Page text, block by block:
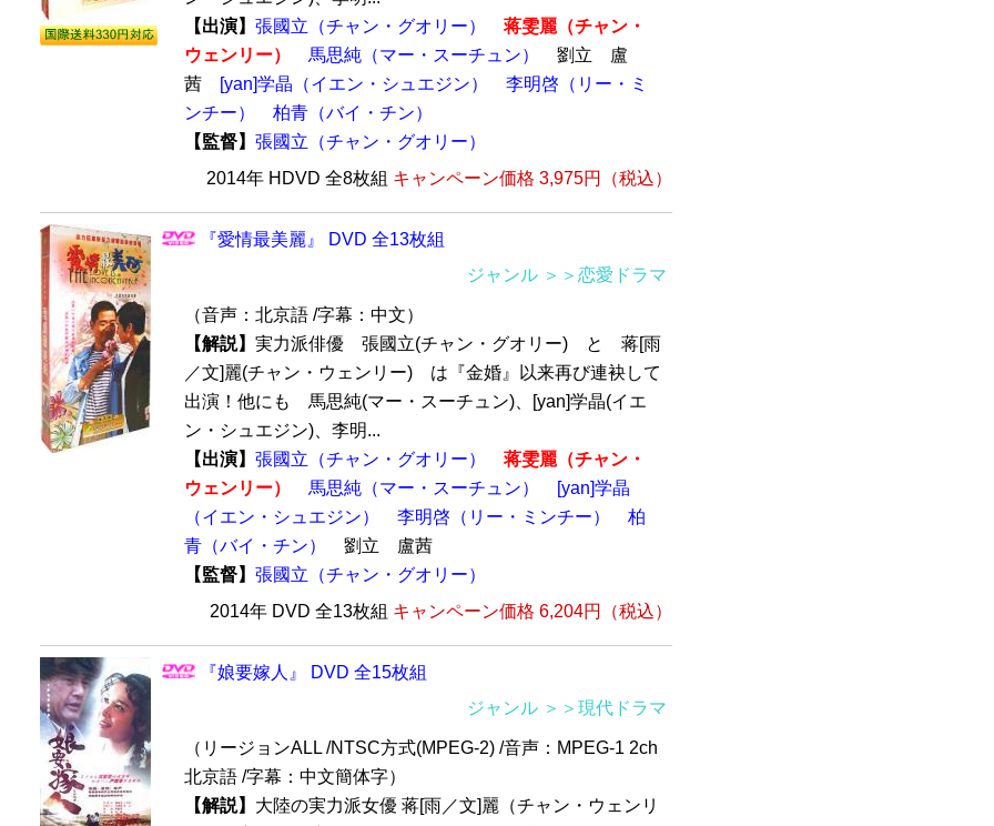
【出演】 張國立（チャン・グオリー）
蒋雯麗（チャン・
ウェンリー）
馬思純（マー・スーチュン）
劉立 盧
茜
[yan]学晶（イエン・シュエジン）
李明啓（リー・ミ
ンチー）
柏青（バイ・チン）
【監督】 張國立（チャン・グオリー）
2014年 HDVD 全8枚組 キャンペーン価格 3,975円（税込）
『愛情最美麗』 DVD 全13枚組
ジャンル ＞＞恋愛ドラマ
（音声：北京語 /字幕：中文）
【解説】 実力派俳優 張國立(チャン・グオリー) と 蒋[雨
／文]麗(チャン・ウェンリー) は『金婚』以来再び連袂して
出演！他にも 馬思純(マー・スーチュン)、[yan]学晶(イエ
ン・シュエジン)、李明...
【出演】 張國立（チャン・グオリー）
蒋雯麗（チャン・
ウェンリー）
馬思純（マー・スーチュン）
[yan]学晶
（イエン・シュエジン）
李明啓（リー・ミンチー）
柏
青（バイ・チン）
劉立 盧茜
【監督】 張國立（チャン・グオリー）
2014年 DVD 全13枚組 キャンペーン価格 6,204円（税込）
『娘要嫁人』 DVD 全15枚組
ジャンル ＞＞現代ドラマ
（リージョンALL /NTSC方式(MPEG-2) /音声：MPEG-1 2ch
北京語 /字幕：中文簡体字）
【解説】 大陸の実力派女優 蒋[雨／文]麗（チャン・ウェンリ